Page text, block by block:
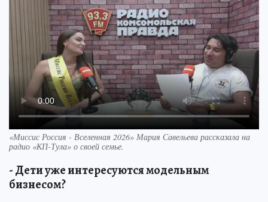
«Миссис Россия - Вселенная 2026» Мария Савельева рассказала на
радио «КП-Тула» о своей семье.
- Дети уже интересуются модельным
бизнесом?